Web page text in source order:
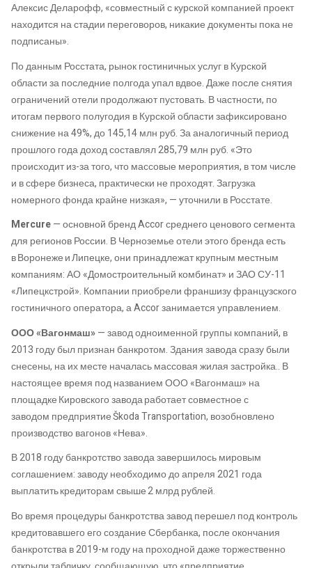
АлексисДеларофф, «совместный с курской компанией проект
находится на стадии переговоров, никакие документы пока не
подписаны».
По данным Росстата, рынокгостиничных услугвКурской
области за последние полгода упал вдвое. Даже после снятия
ограничений отели продолжают пустовать. В частности, по
итогам первого полугодия в Курской области зафиксировано
снижение на 49%, до 145,14 млн руб. За аналогичный период
прошлого года доход составлял 285,79 млн руб. «Это
происходит из-за того, что массовые мероприятия, в том числе
и в сфере бизнеса, практически не проходят. Загрузка
номерного фонда крайне низкая», — уточнили в Росстате.
Mercure—основной брендAccorсреднего ценового сегмента
для регионов России. В Черноземьеотели этого брендаесть
вВоронежеиЛипецке, они принадлежат крупным местным
компаниям:АО «Домостроительный комбинат» и ЗАО СУ-11
«Липецкстрой». Компании приобрелифраншизу французского
гостиничного оператора, аAccorзанимается управлением.
ООО«Вагонмаш»—завододноименной группы компаний, в
2013 году былпризнан банкротом.Здания завода сразу были
снесены, на их месте началась массовая жилая застройка.. В
настоящее время под названием ООО «Вагонмаш» на
площадке Кировского завода работает совместноес
заводом предприятиеŠkodaTransportation, возобновлено
производство вагонов «Нева».
В 2018 году банкротство завода завершилось мировым
соглашением:заводу необходимодо апреля 2021 года
выплатитькредиторам свыше2 млрд рублей.
Во время процедурыбанкротствазавод перешел под контроль
кредитовавшего его создание Сбербанка, после окончания
банкротства в 2019-м году на проходной даже торжественно